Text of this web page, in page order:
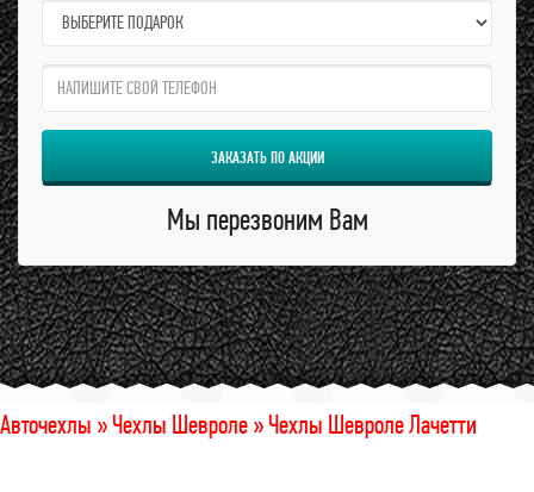
name:
qzw:
ЗАКАЗАТЬ ПО АКЦИИ
Мы перезвоним Вам
Авточехлы »Чехлы Шевроле »Чехлы Шевроле Лачетти